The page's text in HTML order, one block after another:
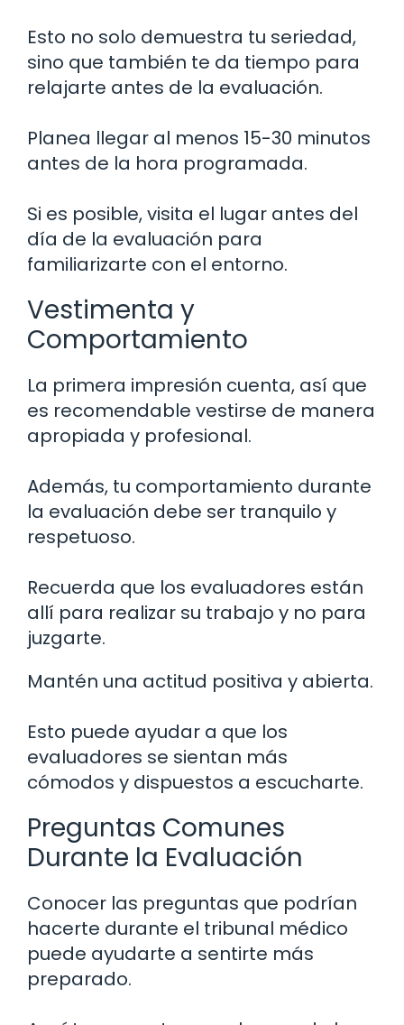
Esto no solo demuestra tu seriedad,
sino que también te da tiempo para
relajarte antes de la evaluación.
Planea llegar al menos 15-30 minutos
antes de la hora programada.
Si es posible, visita el lugar antes del
día de la evaluación para
familiarizarte con el entorno.
Vestimenta y
Comportamiento
La primera impresión cuenta, así que
es recomendable vestirse de manera
apropiada y profesional.
Además, tu comportamiento durante
la evaluación debe ser tranquilo y
respetuoso.
Recuerda que los evaluadores están
allí para realizar su trabajo y no para
juzgarte.
Mantén una actitud positiva y abierta.
Esto puede ayudar a que los
evaluadores se sientan más
cómodos y dispuestos a escucharte.
Preguntas Comunes
Durante la Evaluación
Conocer las preguntas que podrían
hacerte durante el tribunal médico
puede ayudarte a sentirte más
preparado.